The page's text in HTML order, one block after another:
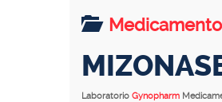
Laboratorio Gynopharm